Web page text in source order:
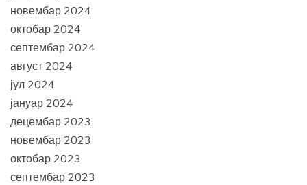
новембар 2024
октобар 2024
септембар 2024
август 2024
јул 2024
јануар 2024
децембар 2023
новембар 2023
октобар 2023
септембар 2023